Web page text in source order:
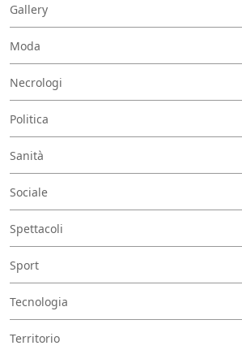
Gallery
Moda
Necrologi
Politica
Sanità
Sociale
Spettacoli
Sport
Tecnologia
Territorio